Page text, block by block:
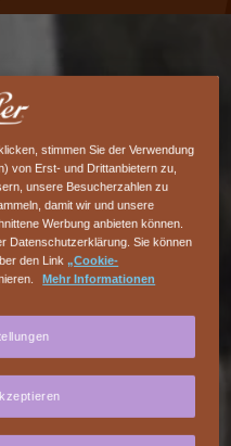
stimmen Sie der Verwendung
von Erst- und Drittanbietern zu,
unsere Besucherzahlen zu
damit wir und unsere
Werbung anbieten können.
Datenschutzerklärung. Sie können
den Link„Cookie-
Mehr Informationen